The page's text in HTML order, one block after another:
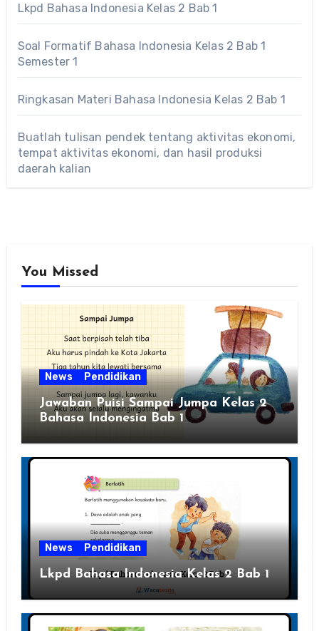
Lkpd Bahasa Indonesia Kelas 2 Bab 1
Soal Formatif Bahasa Indonesia Kelas 2 Bab 1
Semester 1
Ringkasan Materi Bahasa Indonesia Kelas 2 Bab 1
Buatlah tulisan pendek tentang aktivitas ekonomi,
tempat aktivitas ekonomi, dan hasil produksi
daerah kalian
You Missed
News Pendidikan
Jawaban Puisi Sampai Jumpa Kelas 2
Bahasa Indonesia Bab 1
News Pendidikan
Lkpd Bahasa Indonesia Kelas 2 Bab 1